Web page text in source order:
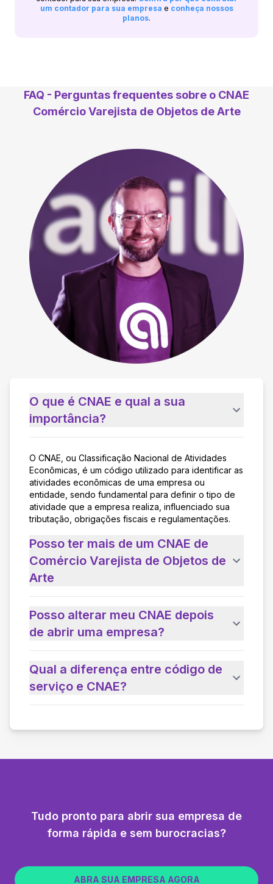
um contador para sua empresa e conheça nossos
planos.
FAQ - Perguntas frequentes sobre o CNAE
Comércio Varejista de Objetos de Arte
O que é CNAE e qual a sua
importância?
O CNAE, ou Classificação Nacional de Atividades
Econômicas, é um código utilizado para identificar as
atividades econômicas de uma empresa ou
entidade, sendo fundamental para definir o tipo de
atividade que a empresa realiza, influenciado sua
tributação, obrigações fiscais e regulamentações.
Posso ter mais de um CNAE de
Comércio Varejista de Objetos de
Arte
Posso alterar meu CNAE depois
de abrir uma empresa?
Qual a diferença entre código de
serviço e CNAE?
Tudo pronto para abrir sua empresa de
forma rápida e sem burocracias?
ABRA SUA EMPRESA AGORA